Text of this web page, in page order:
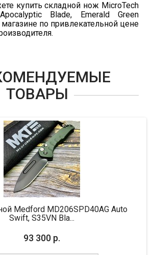
купить складной нож MicroTech
Blade, Emerald Green
по привлекательной цене
ТОВАРЫ
Medford MD206SPD40AG Auto
Swift, S35VN Bla...
93 300 р.